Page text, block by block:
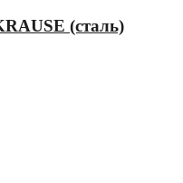
(сталь)